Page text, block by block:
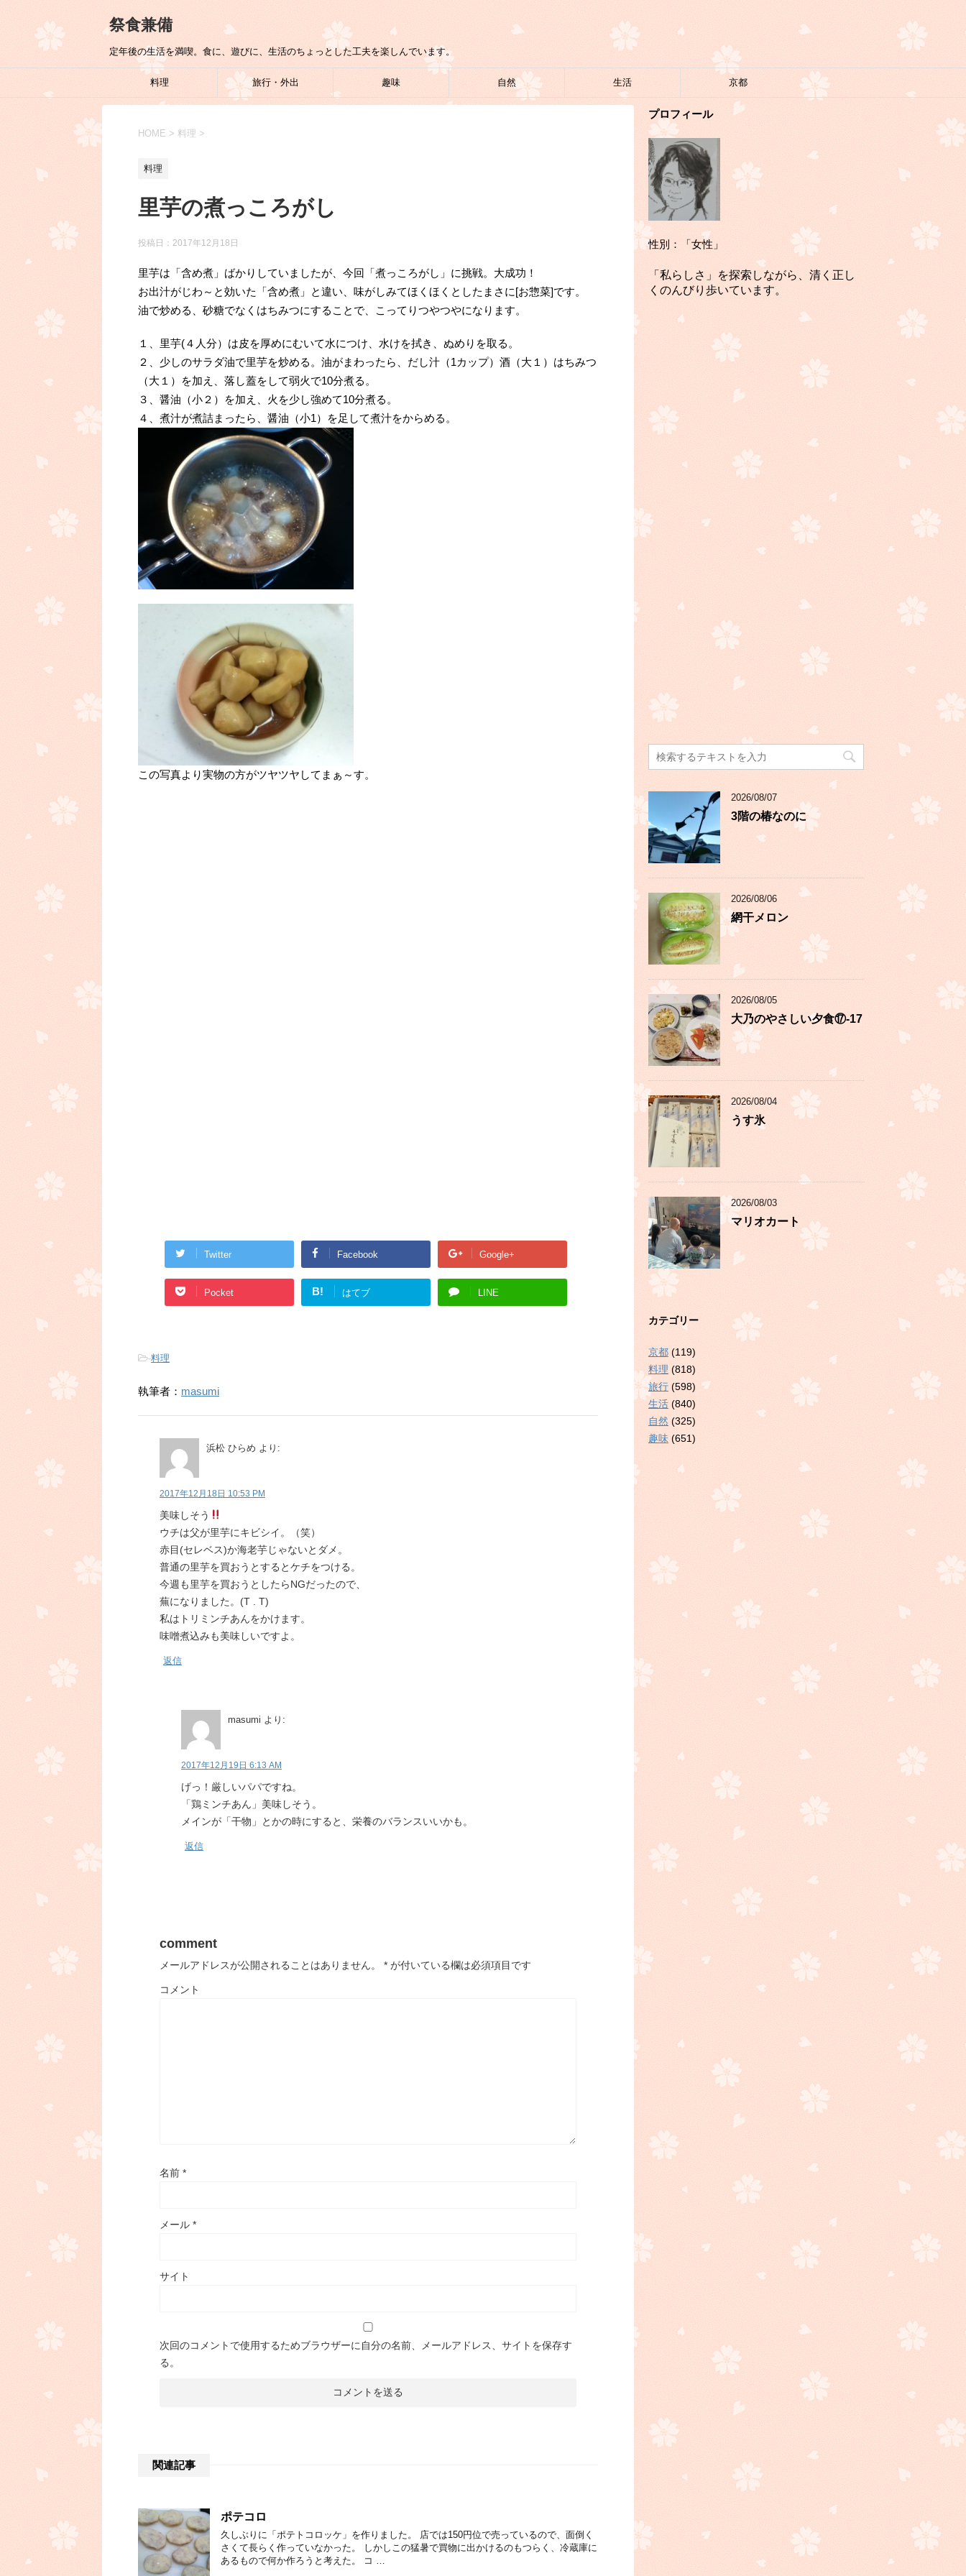
祭食兼備
定年後の生活を満喫。食に、遊びに、生活のちょっとした工夫を楽しんでいます。
料理 旅行・外出 趣味 自然 生活 京都
HOME > 料理 >
料理
里芋の煮っころがし
投稿日： 2017年12月18日
里芋は「含め煮」ばかりしていましたが、今回「煮っころがし」に挑戦。大成功！
お出汁がじわ～と効いた「含め煮」と違い、味がしみてほくほくとしたまさに[お惣菜]です。
油で炒める、砂糖でなくはちみつにすることで、こってりつやつやになります。
１、里芋(４人分）は皮を厚めにむいて水につけ、水けを拭き、ぬめりを取る。
２、少しのサラダ油で里芋を炒める。油がまわったら、だし汁（1カップ）酒（大１）はちみつ
（大１）を加え、落し蓋をして弱火で10分煮る。
３、醤油（小２）を加え、火を少し強めて10分煮る。
４、煮汁が煮詰まったら、醤油（小1）を足して煮汁をからめる。
この写真より実物の方がツヤツヤしてまぁ～す。
Twitter Facebook Google+
Pocket B! はてブ LINE
-料理
執筆者： masumi
浜松 ひらめ より:
2017年12月18日 10:53 PM
美味しそう
ウチは父が里芋にキビシイ。（笑）
赤目(セレベス)か海老芋じゃないとダメ。
普通の里芋を買おうとするとケチをつける。
今週も里芋を買おうとしたらNGだったので、
蕪になりました。(T . T)
私はトリミンチあんをかけます。
味噌煮込みも美味しいですよ。
返信
masumi より:
2017年12月19日 6:13 AM
げっ！厳しいパパですね。
「鶏ミンチあん」美味しそう。
メインが「干物」とかの時にすると、栄養のバランスいいかも。
返信
comment
メールアドレスが公開されることはありません。 * が付いている欄は必須項目です
コメント
名前 *
メール *
サイト
次回のコメントで使用するためブラウザーに自分の名前、メールアドレス、サイトを保存す
る。
関連記事
ポテコロ
久しぶりに「ポテトコロッケ」を作りました。 店では150円位で売っているので、面倒く
さくて長らく作っていなかった。 しかしこの猛暑で買物に出かけるのもつらく、冷蔵庫に
あるもので何か作ろうと考えた。 コ …
プロフィール
性別：「女性」
「私らしさ」を探索しながら、清く正し
くのんびり歩いています。
2026/08/07
3階の椿なのに
2026/08/06
網干メロン
2026/08/05
大乃のやさしい夕食⑰-17
2026/08/04
うす氷
2026/08/03
マリオカート
カテゴリー
京都 (119)
料理 (818)
旅行 (598)
生活 (840)
自然 (325)
趣味 (651)